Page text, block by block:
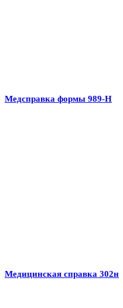
Медсправка формы 989-Н
Медицинская справка 302н